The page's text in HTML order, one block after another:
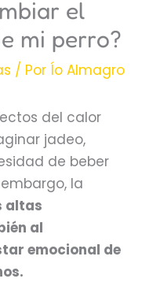
el
mi perro?
/ Por Ío Almagro
del calor
jadeo,
de beber
la
altas
al
emocional de